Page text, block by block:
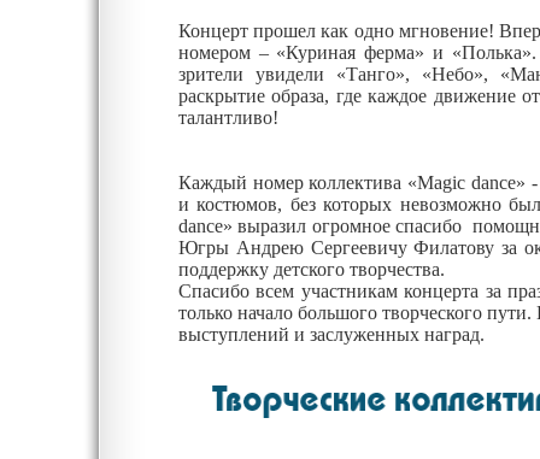
Концерт прошел как одно мгновение!
номером – «Куриная ферма» и
зрители увидели «Танго», «Небо»,
раскрытие образа, где каждое движение
талантливо!
Каждый номер коллектива «Magic dance» -
и костюмов, без которых невозможно
dance» выразил огромное спасибо
Югры Андрею Сергеевичу Филатову за
поддержку детского творчества.
Спасибо всем участникам концерта за
только начало большого творческого
выступлений и заслуженных наград.